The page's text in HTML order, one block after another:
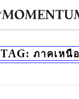
TAG: ภาคเหนือ